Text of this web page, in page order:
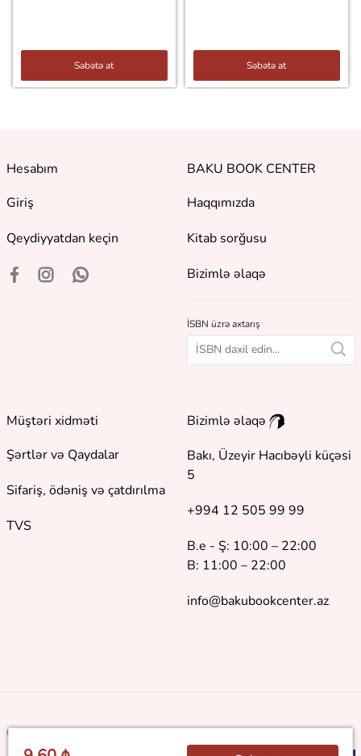
Səbətə at Səbətə at
Hesabım
Giriş
Qeydiyyatdan keçin
BAKU BOOK CENTER
Haqqımızda
Kitab sorğusu
Bizimlə əlaqə
İSBN üzrə axtarış
Müştəri xidməti
Şərtlər və Qaydalar
Sifariş, ödəniş və çatdırılma
TVS
Bizimlə əlaqə
Bakı, Üzeyir Hacıbəyli küçəsi
5
+994 12 505 99 99
B.e - Ş: 10:00 – 22:00
B: 11:00 – 22:00
info@bakubookcenter.az
©2018 - 2026 Baku Book Center. Bütün hüquqlar qorunur